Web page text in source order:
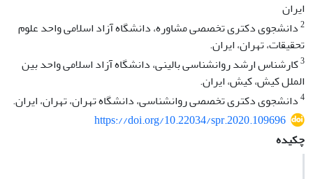
ایران
2دانشجوی دکتری تخصصی مشاوره، دانشگاه آزاد اسلامی واحد علوم
تحقیقات، تهران، ایران.
3کارشناس ارشد روانشناسی بالینی، دانشگاه آزاد اسلامی واحد بین
الملل کیش، کیش، ایران.
4دانشجوی دکتری تخصصی روانشناسی، دانشگاه تهران، تهران، ایران.
https://doi.org/10.22034/spr.2020.109696
چکیده